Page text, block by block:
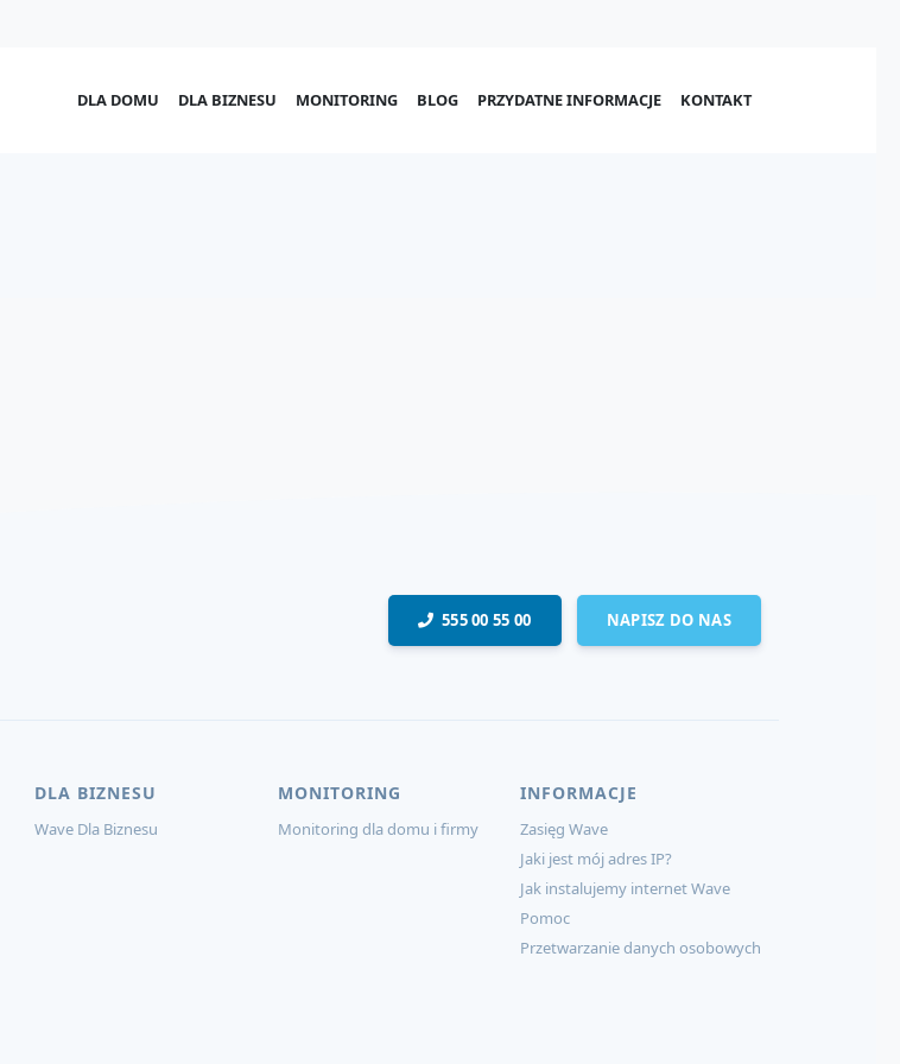
DLA DOMU DLA BIZNESU MONITORING BLOG PRZYDATNE INFORMACJE KONTAKT
555 00 55 00 NAPISZ DO NAS
DLA BIZNESU
Wave Dla Biznesu
MONITORING
Monitoring dla domu i firmy
INFORMACJE
Zasięg Wave
Jaki jest mój adres IP?
Jak instalujemy internet Wave
Pomoc
Przetwarzanie danych osobowych